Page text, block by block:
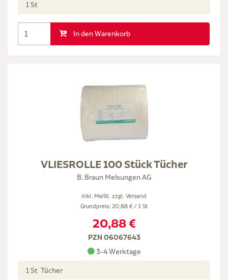
1 St
In den Warenkorb
VLIESROLLE 100 Stück Tücher
B. Braun Melsungen AG
inkl. MwSt. zzgl. Versand
Grundpreis: 20,88 € / 1 St
20,88 €
PZN 06067643
3-4 Werktage
1 St Tücher